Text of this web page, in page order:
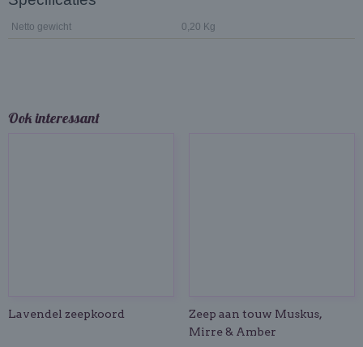
Netto gewicht 0,20 Kg
Ook interessant
Lavendel zeepkoord
Zeep aan touw Muskus,
Mirre & Amber